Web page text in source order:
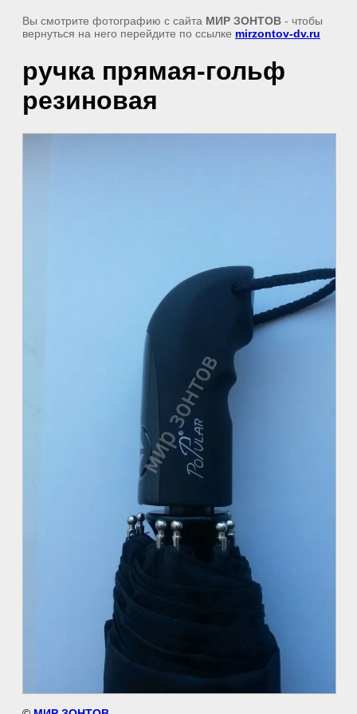
Вы смотрите фотографию с сайта МИР ЗОНТОВ - чтобы
вернуться на него перейдите по ссылке mirzontov-dv.ru
ручка прямая-гольф
резиновая